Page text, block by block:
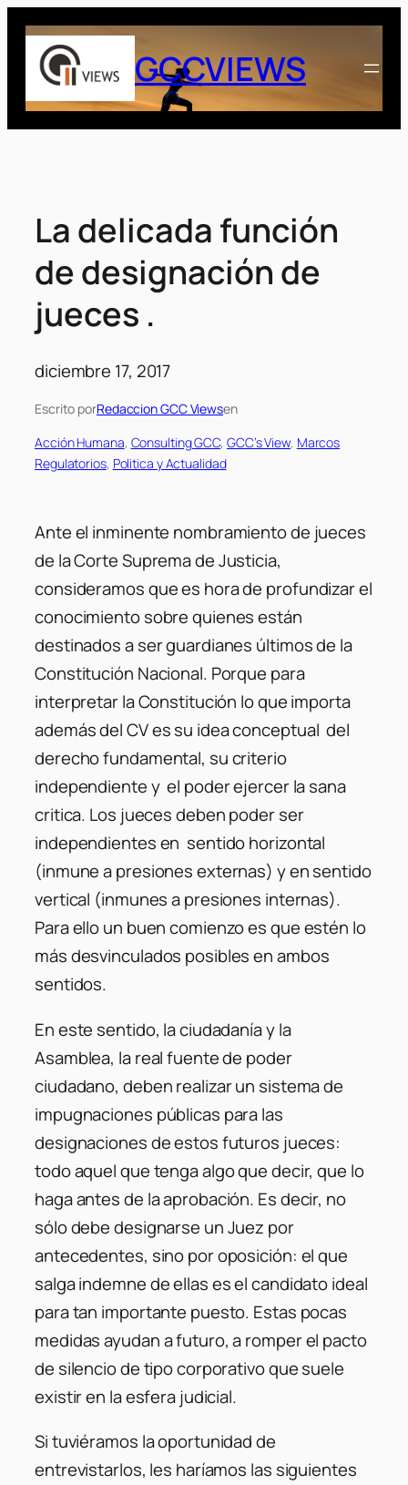
Saltar
contenido
GCCVIEWS
La delicada función
de designación de
jueces .
diciembre 17, 2017
Escrito porRedaccion GCC Viewsen
Acción Humana, Consulting GCC, GCC’s View, Marcos
Regulatorios, Politica y Actualidad
Ante el inminente nombramiento de jueces
de la Corte Suprema de Justicia,
consideramos que es hora de profundizar el
conocimiento sobre quienes están
destinados a ser guardianes últimos de la
Constitución Nacional. Porque para
interpretar la Constitución lo que importa
además del CV es su idea conceptual del
derecho fundamental, su criterio
independiente y el poder ejercer la sana
critica. Los jueces deben poder ser
independientes en sentido horizontal
(inmune a presiones externas) y en sentido
vertical (inmunes a presiones internas).
Para ello un buen comienzo es que estén lo
más desvinculados posibles en ambos
sentidos.
En este sentido, la ciudadanía y la
Asamblea, la real fuente de poder
ciudadano, deben realizar un sistema de
impugnaciones públicas para las
designaciones de estos futuros jueces:
todo aquel que tenga algo que decir, que lo
haga antes de la aprobación. Es decir, no
sólo debe designarse un Juez por
antecedentes, sino por oposición: el que
salga indemne de ellas es el candidato ideal
para tan importante puesto. Estas pocas
medidas ayudan a futuro, a romper el pacto
de silencio de tipo corporativo que suele
existir en la esfera judicial.
Si tuviéramos la oportunidad de
entrevistarlos, les haríamos las siguientes